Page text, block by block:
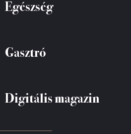
Egészség
Gasztró
Digitális magazin